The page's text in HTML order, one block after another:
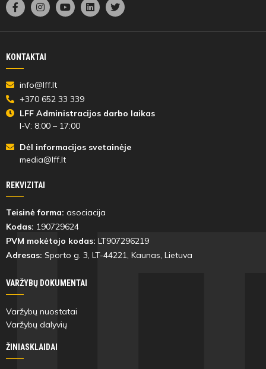
KONTAKTAI
info@lff.lt
+370 652 33 339
LFF Administracijos darbo laikas
I-V: 8:00 – 17:00
Dėl informacijos svetainėje
media@lff.lt
REKVIZITAI
Teisinė forma: asociacija
Kodas: 190729624
PVM mokėtojo kodas: LT907296219
Adresas: Sporto g. 3, LT-44221, Kaunas, Lietuva
VARŽYBŲ DOKUMENTAI
Varžybų nuostatai
Varžybų dalyvių
ŽINIASKLAIDAI